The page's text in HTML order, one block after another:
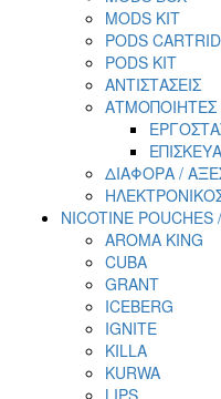
MODS KIT
PODS
PODS KIT
ΑΝΤΙΣΤΑΣΕΙΣ
ΑΤΜΟΠΟΙΗΤΕΣ
ΔΙΑΦΟΡΑ /
NICOTINE POUCHES
AROMA KING
CUBA
GRANT
ICEBERG
IGNITE
KILLA
KURWA
LIPS